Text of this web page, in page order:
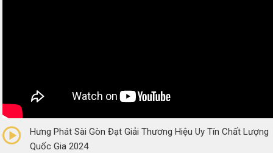
(0 Reviews)
Hưng Phát Sài Gòn Đạt Giải Thương Hiệu Uy Tín Chất Lượng
Quốc Gia 2024